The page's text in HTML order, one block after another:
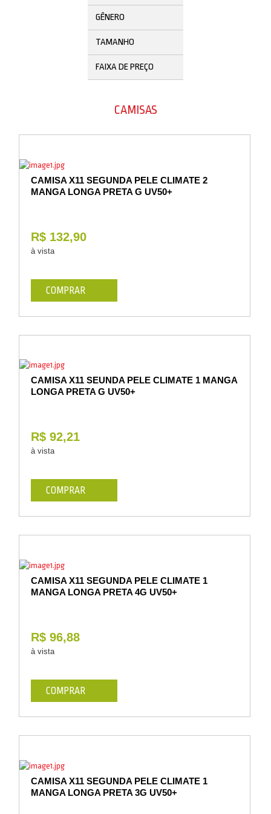
GÊNERO
TAMANHO
FAIXA DE PREÇO
CAMISAS
CAMISA X11 SEGUNDA PELE CLIMATE 2
MANGA LONGA PRETA G UV50+
R$ 132,90
à vista
COMPRAR
CAMISA X11 SEUNDA PELE CLIMATE 1 MANGA
LONGA PRETA G UV50+
R$ 92,21
à vista
COMPRAR
CAMISA X11 SEGUNDA PELE CLIMATE 1
MANGA LONGA PRETA 4G UV50+
R$ 96,88
à vista
COMPRAR
CAMISA X11 SEGUNDA PELE CLIMATE 1
MANGA LONGA PRETA 3G UV50+